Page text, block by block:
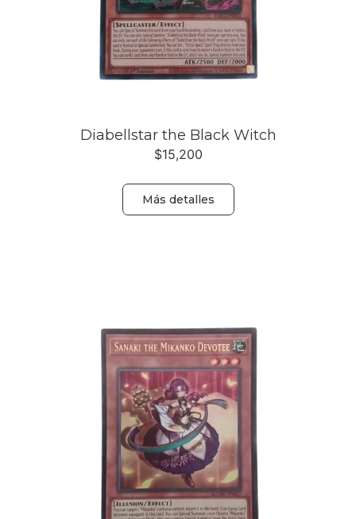
Diabellstar the Black Witch
$15,200
Más detalles